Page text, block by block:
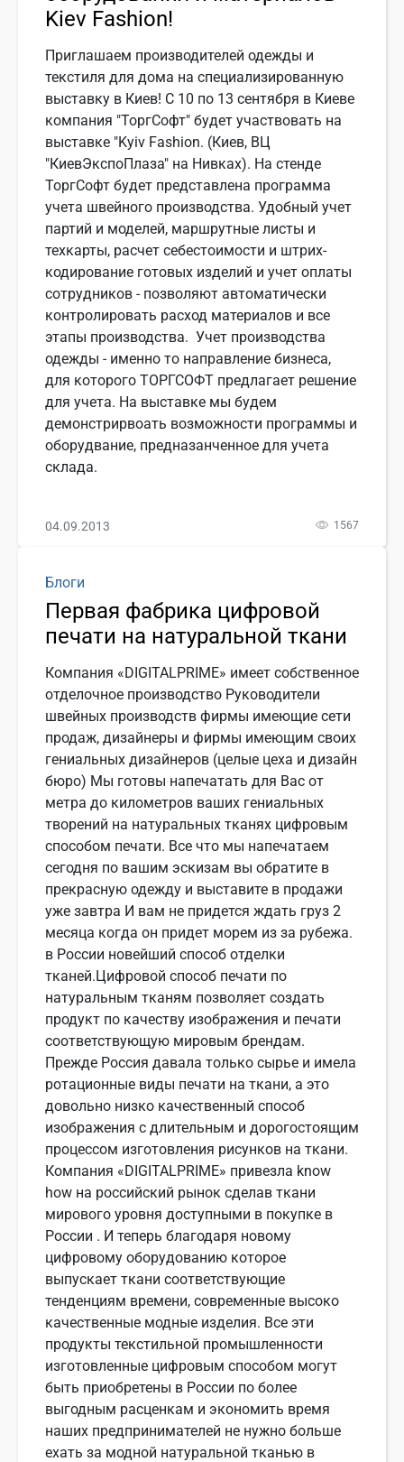
Kiev Fashion!
Приглашаем производителей одежды и
текстиля для дома на специализированную
выставку в Киев! С 10 по 13 сентября в Киеве
компания "ТоргСофт" будет участвовать на
выставке "Kyiv Fashion. (Киев, ВЦ
"КиевЭкспоПлаза" на Нивках). На стенде
ТоргСофт будет представлена программа
учета швейного производства. Удобный учет
партий и моделей, маршрутные листы и
техкарты, расчет себестоимости и штрих-
кодирование готовых изделий и учет оплаты
сотрудников - позволяют автоматически
контролировать расход материалов и все
этапы производства. Учет производства
одежды - именно то направление бизнеса,
для которого ТОРГСОФТ предлагает решение
для учета. На выставке мы будем
демонстрирвоать возможности программы и
оборудвание, предназанченное для учета
склада.
04.09.2013 1567
Блоги
Первая фабрика цифровой
печати на натуральной ткани
Компания «DIGITALPRIME» имеет собственное
отделочное производство Руководители
швейных производств фирмы имеющие сети
продаж, дизайнеры и фирмы имеющим своих
гениальных дизайнеров (целые цеха и дизайн
бюро) Мы готовы напечатать для Вас от
метра до километров ваших гениальных
творений на натуральных тканях цифровым
способом печати. Все что мы напечатаем
сегодня по вашим эскизам вы обратите в
прекрасную одежду и выставите в продажи
уже завтра И вам не придется ждать груз 2
месяца когда он придет морем из за рубежа.
в России новейший способ отделки
тканей.Цифровой способ печати по
натуральным тканям позволяет создать
продукт по качеству изображения и печати
соответствующую мировым брендам.
Прежде Россия давала только сырье и имела
ротационные виды печати на ткани, а это
довольно низко качественный способ
изображения с длительным и дорогостоящим
процессом изготовления рисунков на ткани.
Компания «DIGITALPRIME» привезла know
how на российский рынок сделав ткани
мирового уровня доступными в покупке в
России . И теперь благодаря новому
цифровому оборудованию которое
выпускает ткани соответствующие
тенденциям времени, современные высоко
качественные модные изделия. Все эти
продукты текстильной промышленности
изготовленные цифровым способом могут
быть приобретены в России по более
выгодным расценкам и экономить время
наших предпринимателей не нужно больше
ехать за модной натуральной тканью в